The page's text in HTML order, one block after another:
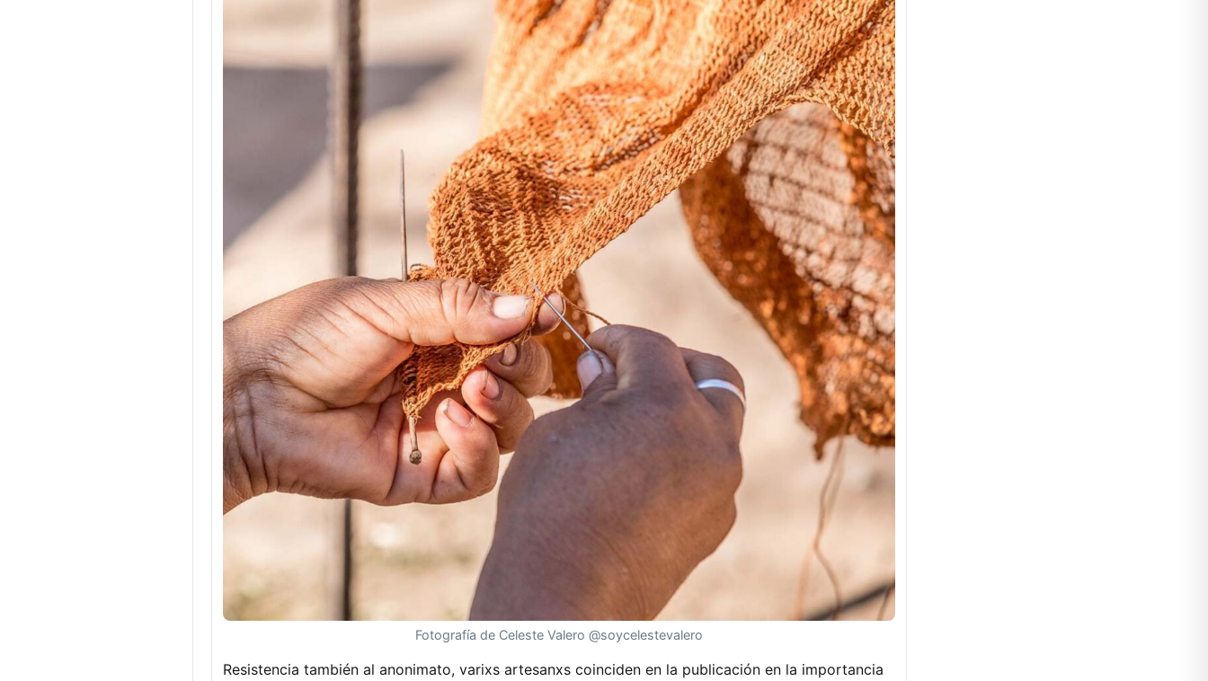
Fotografía de Celeste Valero @soycelestevalero
Resistencia también al anonimato, varixs artesanxs coinciden en la publicación en la importancia